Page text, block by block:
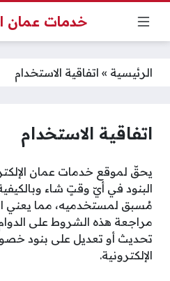
خدمات عمان
الرئيسية » اتفاقية الاستخدام
اتفاقية الاستخدام
يحقّ لموقع خدمات عمان
البنود في أيّ وقتٍ شاء
مُسبق لمستخدميه، مما يعني
مراجعة هذه الشروط على
تحديث أو تعديل على بنود
الإلكترونية.